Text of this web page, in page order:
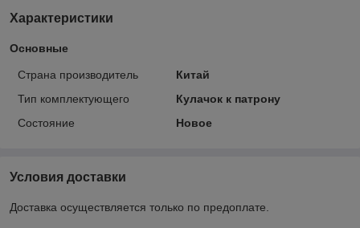
Характеристики
Основные
Страна производитель
Китай
Тип комплектующего
Кулачок к патрону
Состояние
Новое
Условия доставки
Доставка осуществляется только по предоплате.